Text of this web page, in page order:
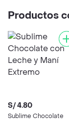
Productos
S/ 4.80
Sublime Chocolate